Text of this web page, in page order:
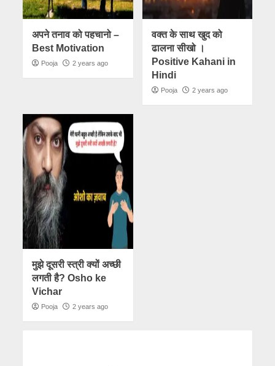
अपने तनाव को पहचानो –
Best Motivation
Pooja 2 years ago
वक्त के साथ खुद को
ढालना सीखो ।
Positive Kahani in
Hindi
Pooja 2 years ago
मुझे दूसरी स्त्री क्यों अच्छी
लगती है? Osho ke
Vichar
Pooja 2 years ago